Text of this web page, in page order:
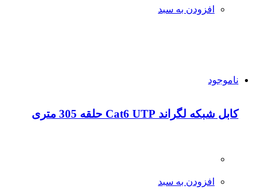
افزودن به سبد
ناموجود
کابل شبکه لگراند Cat6 UTP حلقه 305 متری
افزودن به سبد